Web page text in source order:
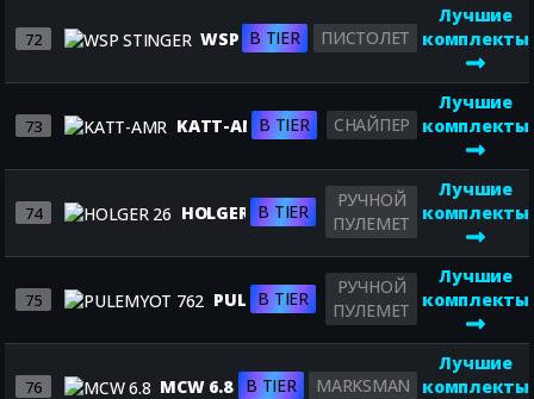
72 WSP STINGER
B TIER ПИСТОЛЕТ
Лучшие
комплекты
73 KATT-AMRB TIER СНАЙПЕР
Лучшие
комплекты
74 HOLGER 26B TIER
РУЧНОЙ
ПУЛЕМЕТ
Лучшие
комплекты
75 PULEMYOT 762
B TIER
РУЧНОЙ
ПУЛЕМЕТ
Лучшие
комплекты
76 MCW 6.8 B TIER MARKSMAN
Лучшие
комплекты